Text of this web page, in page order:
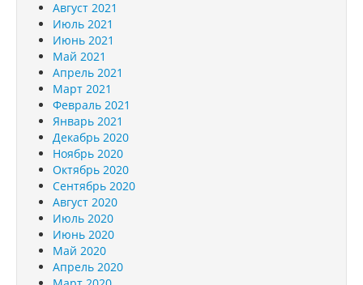
Август 2021
Июль 2021
Июнь 2021
Май 2021
Апрель 2021
Март 2021
Февраль 2021
Январь 2021
Декабрь 2020
Ноябрь 2020
Октябрь 2020
Сентябрь 2020
Август 2020
Июль 2020
Июнь 2020
Май 2020
Апрель 2020